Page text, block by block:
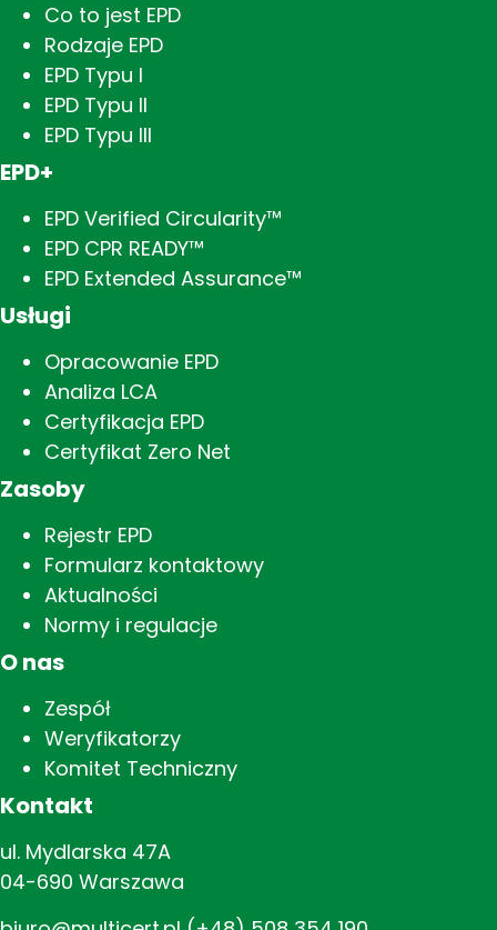
Co to jest EPD
Rodzaje EPD
EPD Typu I
EPD Typu II
EPD Typu III
EPD+
EPD Verified Circularity™
EPD CPR READY™
EPD Extended Assurance™
Usługi
Opracowanie EPD
Analiza LCA
Certyfikacja EPD
Certyfikat Zero Net
Zasoby
Rejestr EPD
Formularz kontaktowy
Aktualności
Normy i regulacje
O nas
Zespół
Weryfikatorzy
Komitet Techniczny
Kontakt
ul. Mydlarska 47A
04-690 Warszawa